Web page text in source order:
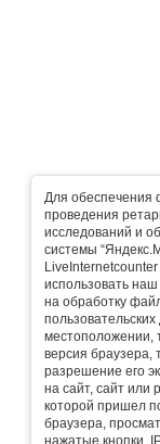
Для обеспечения
проведения
исследований и
системы
использовать
на обработку
местоположении,
версия браузера,
разрешение его
на сайт, сайт или
которой пришел
браузера,
нажатые кнопки,